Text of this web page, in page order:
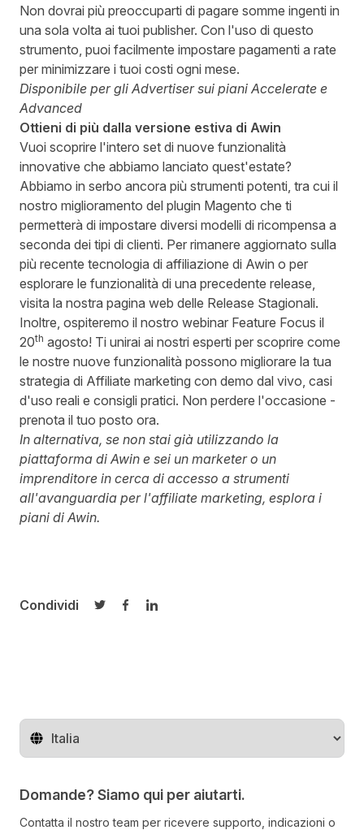
Non dovrai più preoccuparti di pagare somme ingenti in
una sola volta ai tuoi publisher. Con l'uso di questo
strumento, puoi facilmente impostare pagamenti a rate
per minimizzare i tuoi costi ogni mese.
Disponibile per gli Advertiser sui piani Accelerate e
Advanced
Ottieni di più dalla versione estiva di Awin
Vuoi scoprire l'intero set di nuove funzionalità
innovative che abbiamo lanciato quest'estate?
Abbiamo in serbo ancora più strumenti potenti, tra cui il
nostro miglioramento del plugin Magento che ti
permetterà di impostare diversi modelli di ricompensa a
seconda dei tipi di clienti. Per rimanere aggiornato sulla
più recente tecnologia di affiliazione di Awin o per
esplorare le funzionalità di una precedente release,
visita la nostra pagina web delle Release Stagionali.
Inoltre, ospiteremo il nostro webinar Feature Focus il
20th agosto! Ti unirai ai nostri esperti per scoprire come
le nostre nuove funzionalità possono migliorare la tua
strategia di Affiliate marketing con demo dal vivo, casi
d'uso reali e consigli pratici. Non perdere l'occasione -
prenota il tuo posto ora.
In alternativa, se non stai già utilizzando la
piattaforma di Awin e sei un marketer o un
imprenditore in cerca di accesso a strumenti
all'avanguardia per l'affiliate marketing, esplora i
piani di Awin.
Condividi
Condividi su Twitter
Condividi su Facebook
Condividi su LinkedIn
Cambia regione
Domande? Siamo qui per aiutarti.
Contatta il nostro team per ricevere supporto, indicazioni o